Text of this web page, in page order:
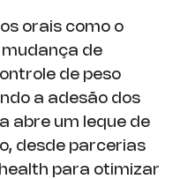
orais como o
de
de peso
a adesão dos
abre um leque de
desde parcerias
para otimizar